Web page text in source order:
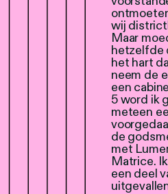
wij
Maar
hetzelfde
het hart
neem de
een
5 word ik
meteen
de
met
Matrice.
een deel